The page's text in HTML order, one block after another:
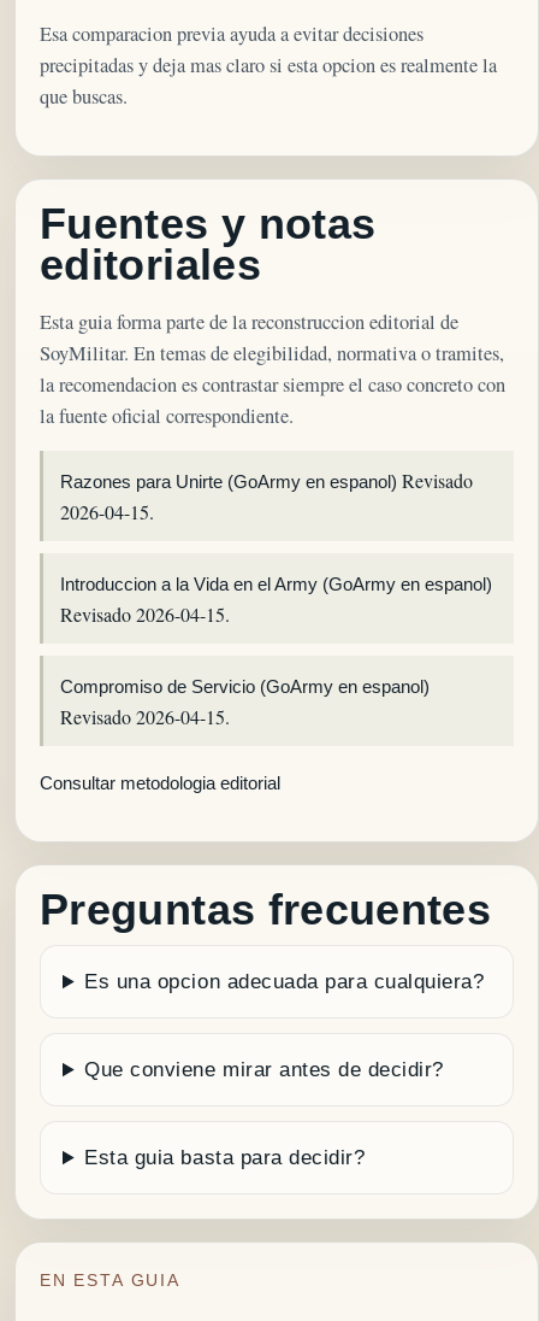
Esa comparacion previa ayuda a evitar decisiones
precipitadas y deja mas claro si esta opcion es realmente la
que buscas.
Fuentes y notas
editoriales
Esta guia forma parte de la reconstruccion editorial de
SoyMilitar. En temas de elegibilidad, normativa o tramites,
la recomendacion es contrastar siempre el caso concreto con
la fuente oficial correspondiente.
Razones para Unirte (GoArmy en espanol) Revisado
2026-04-15.
Introduccion a la Vida en el Army (GoArmy en espanol)
Revisado 2026-04-15.
Compromiso de Servicio (GoArmy en espanol)
Revisado 2026-04-15.
Consultar metodologia editorial
Preguntas frecuentes
Es una opcion adecuada para cualquiera?
Que conviene mirar antes de decidir?
Esta guia basta para decidir?
EN ESTA GUIA